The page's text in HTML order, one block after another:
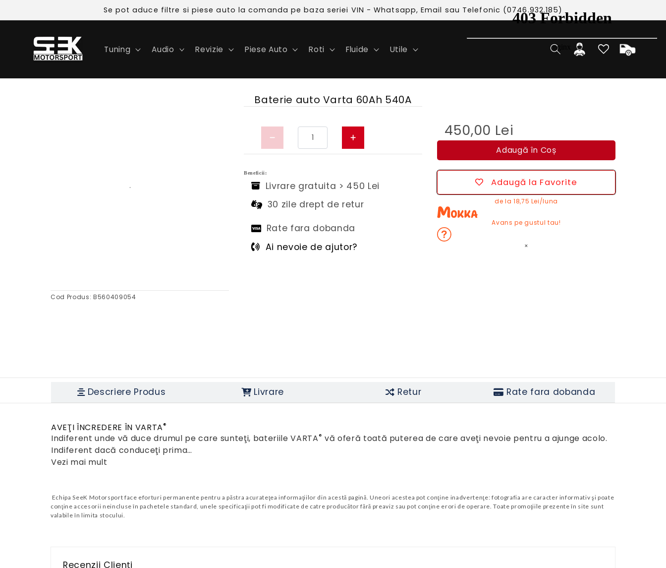
Se pot aduce filtre si piese auto la comanda pe baza seriei VIN - Whatsapp, Email sau Telefonic (0746.932.185)
Tuning Audio Revizie Piese Auto Roti Fluide Utile Autentificare Cos
Cod Produs: B560409054
Baterie auto Varta 60Ah 540A
Beneficii:
Livrare gratuita > 450 Lei
30 zile drept de retur
Rate fara dobanda
Ai nevoie de ajutor?
450,00 Lei
Adaugă în Coș
Adaugă la Favorite
de la 18,75 Lei/luna
Avans pe gustul tau!
×
Descriere Produs Livrare Retur Rate fara dobanda
AVEŢI ÎNCREDERE ÎN VARTA®
Indiferent unde vă duce drumul pe care sunteţi, bateriile VARTA® vă oferă toată puterea de care aveţi nevoie pentru a ajunge acolo.
Indiferent dacă conduceţi prima…
Vezi mai mult
Echipa SeeK Motorsport face eforturi permanente pentru a păstra acurateţea informaţiilor din acestă pagină. Uneori acestea pot conţine inadvertenţe: fotografia are caracter informativ şi poate
conţine accesorii neincluse în pachetele standard, unele specificaţii pot fi modificate de catre producător fără preaviz sau pot conţine erori de operare. Toate promoţiile prezente în site sunt
valabile în limita stocului.
Recenzii Clienți